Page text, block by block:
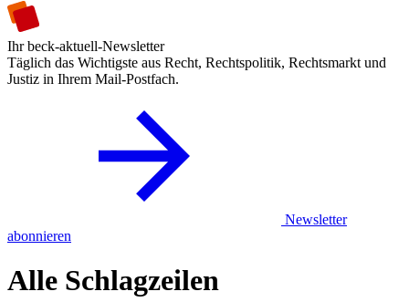
Ihr beck-aktuell-Newsletter
Täglich das Wichtigste aus Recht, Rechtspolitik, Rechtsmarkt und
Justiz in Ihrem Mail-Postfach.
Newsletter
abonnieren
Alle Schlagzeilen